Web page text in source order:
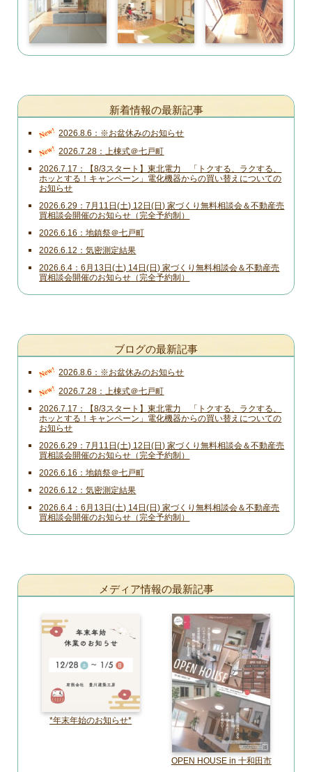
新着情報の最新記事
New! 2026.8.6 ※お盆休みのお知らせ
New! 2026.7.28 上棟式＠七戸町
2026.7.17
【8/3スタート】東北電力 「トクする、ラクする、
ホッとする！キャンペーン」電化機器からの買い替えについての
お知らせ
2026.6.29
7月11日(土) 12日(日) 家づくり無料相談会＆不動産売
買相談会開催のお知らせ（完全予約制）
2026.6.16 地鎮祭＠七戸町
2026.6.12 気密測定結果
2026.6.4
6月13日(土) 14日(日) 家づくり無料相談会＆不動産売
買相談会開催のお知らせ（完全予約制）
ブログの最新記事
New! 2026.8.6 ※お盆休みのお知らせ
New! 2026.7.28 上棟式＠七戸町
2026.7.17
【8/3スタート】東北電力 「トクする、ラクする、
ホッとする！キャンペーン」電化機器からの買い替えについての
お知らせ
2026.6.29
7月11日(土) 12日(日) 家づくり無料相談会＆不動産売
買相談会開催のお知らせ（完全予約制）
2026.6.16 地鎮祭＠七戸町
2026.6.12 気密測定結果
2026.6.4
6月13日(土) 14日(日) 家づくり無料相談会＆不動産売
買相談会開催のお知らせ（完全予約制）
メディア情報の最新記事
*年末年始のお知らせ*
OPEN HOUSE in 十和田市